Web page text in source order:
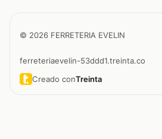
© 2026 FERRETERIA EVELIN
ferreteriaevelin-53ddd1.treinta.co
Creado conTreinta